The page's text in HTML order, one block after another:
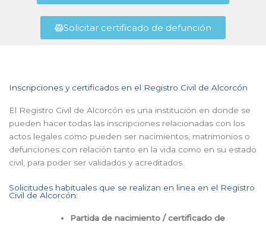
Solicitar certificado de defunción
Inscripciones y certificados en el Registro Civil de Alcorcón
El Registro Civil de Alcorcón es una institución en donde se
pueden hacer todas las inscripciones relacionadas con los
actos legales como pueden ser nacimientos, matrimonios o
defunciones con relación tanto en la vida como en su estado
civil, para poder ser validados y acreditados.
Solicitudes habituales que se realizan en linea en el Registro
Civil de Alcorcón:
Partida de nacimiento / certificado de